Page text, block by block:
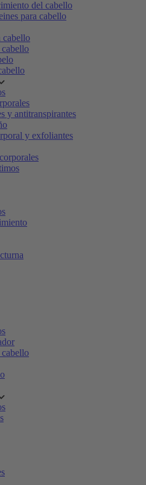
del cabello
para cabello
cabello
y antitranspirantes
y exfoliantes